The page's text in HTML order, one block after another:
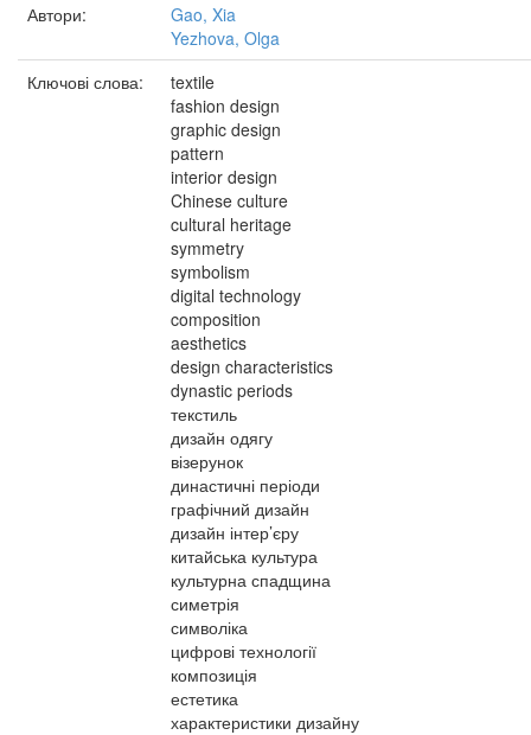
Автори:
Gao, Xia
Yezhova, Olga
Ключові слова:
textile
fashion design
graphic design
pattern
interior design
Chinese culture
cultural heritage
symmetry
symbolism
digital technology
composition
aesthetics
design characteristics
dynastic periods
текстиль
дизайн одягу
візерунок
династичні періоди
графічний дизайн
дизайн інтер’єру
китайська культура
культурна спадщина
симетрія
символіка
цифрові технології
композиція
естетика
характеристики дизайну